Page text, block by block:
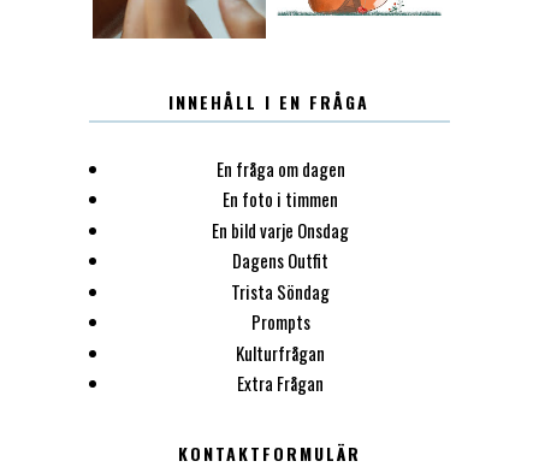
INNEHÅLL I EN FRÅGA
En fråga om dagen
En foto i timmen
En bild varje Onsdag
Dagens Outfit
Trista Söndag
Prompts
Kulturfrågan
Extra Frågan
KONTAKTFORMULÄR